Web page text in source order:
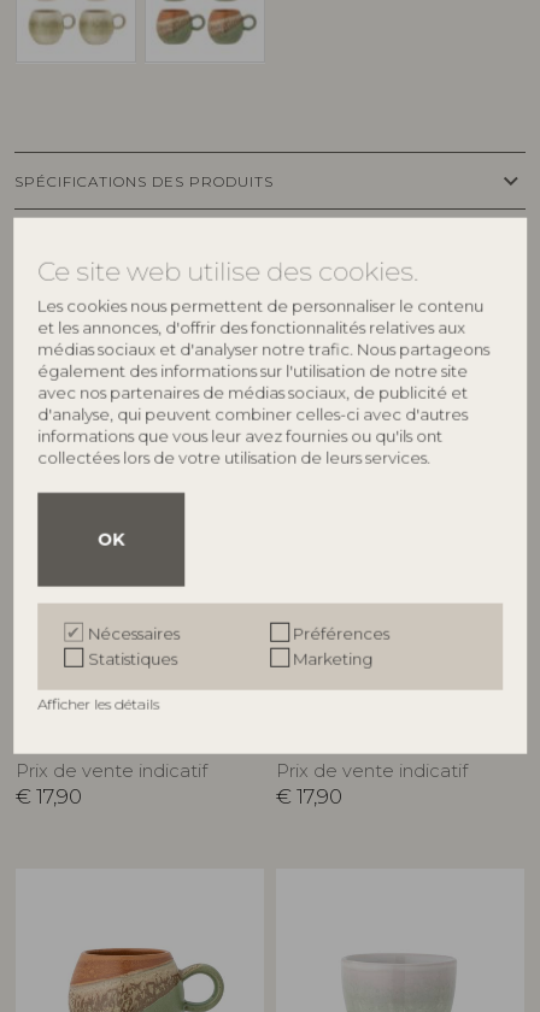
Ce site web utilise des cookies.
Les cookies nous permettent de personnaliser le contenu
et les annonces, d'offrir des fonctionnalités relatives aux
médias sociaux et d'analyser notre trafic. Nous partageons
également des informations sur l'utilisation de notre site
avec nos partenaires de médias sociaux, de publicité et
d'analyse, qui peuvent combiner celles-ci avec d'autres
informations que vous leur avez fournies ou qu'ils ont
collectées lors de votre utilisation de leurs services.
OK
Nécessaires
Préférences
Statistiques
Marketing
Afficher les détails
SPÉCIFICATIONS DES PRODUITS keyboard_arrow_down
Voir aussi
BLOOMINGVILLE
Paula Tasse, Verte, Grès
82062673
Prix de vente indicatif
€ 17,90
BLOOMINGVILLE
Paula Tasse, Verte, Grès
Prix de vente indicatif
€ 17,90